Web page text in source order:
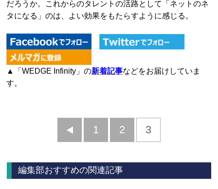
だろうか。これからのタレントの活路として「ネットのネ
タになる」のは、よい効果をもたらすように感じる。
▲「WEDGE Infinity」の新着記事などをお届けしていま
す。
前
1 2 3
編集部おすすめの関連記事